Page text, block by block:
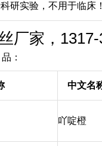
研实验，不用于临床
厂家，
品：
中文名
吖啶橙